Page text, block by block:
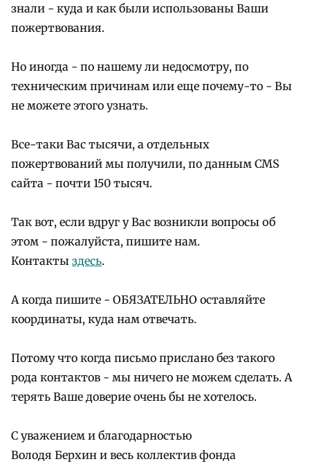
знали - куда и как были использованы Ваши
пожертвования.
Но иногда - по нашему ли недосмотру, по
техническим причинам или еще почему-то - Вы
не можете этого узнать.
Все-таки Вас тысячи, а отдельных
пожертвований мы получили, по данным CMS
сайта - почти 150 тысяч.
Так вот, если вдруг у Вас возникли вопросы об
этом - пожалуйста, пишите нам.
Контакты здесь.
А когда пишите - ОБЯЗАТЕЛЬНО оставляйте
координаты, куда нам отвечать.
Потому что когда письмо прислано без такого
рода контактов - мы ничего не можем сделать. А
терять Ваше доверие очень бы не хотелось.
С уважением и благодарностью
Володя Берхин и весь коллектив фонда